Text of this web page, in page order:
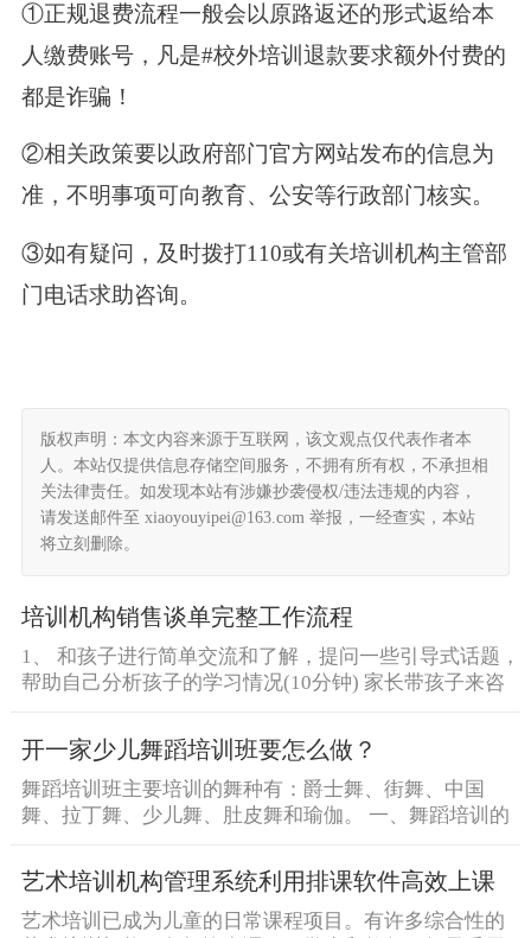
①正规退费流程一般会以原路返还的形式返给本
人缴费账号，凡是#校外培训退款要求额外付费的
都是诈骗！
②相关政策要以政府部门官方网站发布的信息为
准，不明事项可向教育、公安等行政部门核实。
③如有疑问，及时拨打110或有关培训机构主管部
门电话求助咨询。
版权声明：本文内容来源于互联网，该文观点仅代表作者本
人。本站仅提供信息存储空间服务，不拥有所有权，不承担相
关法律责任。如发现本站有涉嫌抄袭侵权/违法违规的内容，
请发送邮件至 xiaoyouyipei@163.com 举报，一经查实，本站
将立刻删除。
培训机构销售谈单完整工作流程
1、 和孩子进行简单交流和了解，提问一些引导式话题，
帮助自己分析孩子的学习情况(10分钟) 家长带孩子来咨
开一家少儿舞蹈培训班要怎么做？
舞蹈培训班主要培训的舞种有：爵士舞、街舞、中国
舞、拉丁舞、少儿舞、肚皮舞和瑜伽。 一、舞蹈培训的
艺术培训机构管理系统利用排课软件高效上课
艺术培训已成为儿童的日常课程项目。有许多综合性的